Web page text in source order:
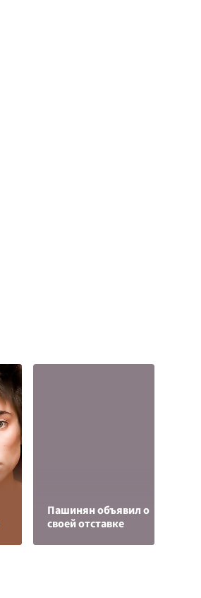
Пашинян объявил о
своей отставке